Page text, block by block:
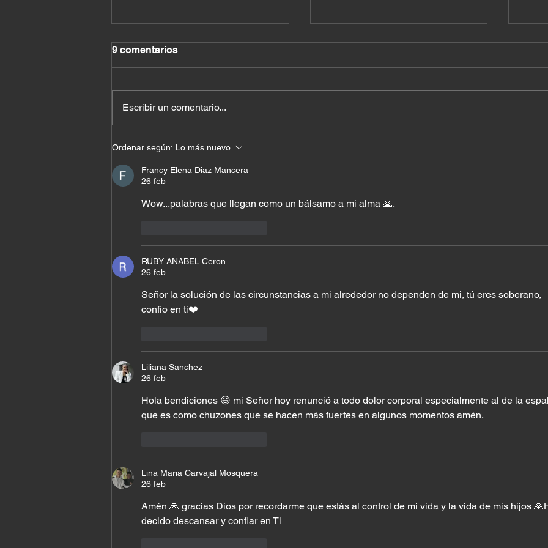
Cuando Dios cambia tu
nombre antes de cambiar tu
vida
9 comentarios
Escribir un comentario...
Ordenar según: Lo más nuevo
Francy Elena Diaz Mancera
26 feb
Wow...palabras que llegan como un bálsamo a mi alma 🙏.
RUBY ANABEL Ceron
26 feb
Señor la solución de las circunstancias a mi alrededor no dependen de mi, tú eres soberano,
confío en ti❤️
Liliana Sanchez
26 feb
Hola bendiciones 😃 mi Señor hoy renunció a todo dolor corporal especialmente al de la
que es como chuzones que se hacen más fuertes en algunos momentos amén.
Lina Maria Carvajal Mosquera
26 feb
Amén 🙏 gracias Dios por recordarme que estás al control de mi vida y la vida de mis hijos
decido descansar y confiar en Ti